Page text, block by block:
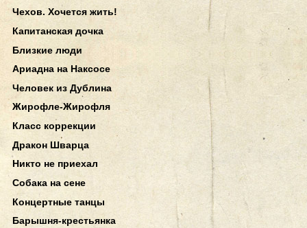
Чехов. Хочется жить!
Капитанская дочка
Близкие люди
Ариадна на Наксосе
Человек из Дублина
Жирофле-Жирофля
Класс коррекции
Дракон Шварца
Никто не приехал
Собака на сене
Концертные танцы
Барышня-крестьянка